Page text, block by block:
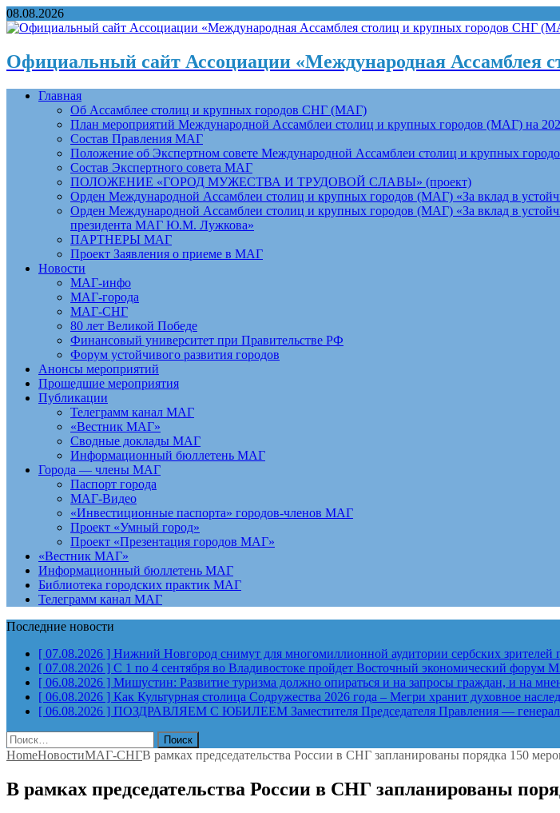
08.08.2026
Официальный сайт Ассоциации «Международная Ассамблея
Главная
Об Ассамблее столиц и крупных городов СНГ (МАГ)
План мероприятий Международной Ассамблеи столиц и крупных городов (МАГ) на
Состав Правления МАГ
Положение об Экспертном совете Международной Ассамблеи столиц и крупных
Состав Экспертного совета МАГ
ПОЛОЖЕНИЕ «ГОРОД МУЖЕСТВА И ТРУДОВОЙ СЛАВЫ» (проект)
Орден Международной Ассамблеи столиц и крупных городов (МАГ) «За вклад в
Орден Международной Ассамблеи столиц и крупных городов (МАГ) «За вклад в
президента МАГ Ю.М. Лужкова»
ПАРТНЕРЫ МАГ
Проект Заявления о приеме в МАГ
Новости
МАГ-инфо
МАГ-города
МАГ-СНГ
80 лет Великой Победе
Финансовый университет при Правительстве РФ
Форум устойчивого развития городов
Анонсы мероприятий
Прошедшие мероприятия
Публикации
Телеграмм канал МАГ
«Вестник МАГ»
Сводные доклады МАГ
Информационный бюллетень МАГ
Города — члены МАГ
Паспорт города
МАГ-Видео
«Инвестиционные паспорта» городов-членов МАГ
Проект «Умный город»
Проект «Презентация городов МАГ»
«Вестник МАГ»
Информационный бюллетень МАГ
Библиотека городских практик МАГ
Телеграмм канал МАГ
Последние новости
[ 07.08.2026 ] Нижний Новгород снимут для многомиллионной аудитории сербских зрителей
[ 07.08.2026 ] С 1 по 4 сентября во Владивостоке пройдет Восточный экономический форум
[ 06.08.2026 ] Мишустин: Развитие туризма должно опираться и на запросы граждан, и на
[ 06.08.2026 ] Как Культурная столица Содружества 2026 года – Мегри хранит духовное
[ 06.08.2026 ] ПОЗДРАВЛЯЕМ С ЮБИЛЕЕМ Заместителя Председателя Правления —
Найти:
HomeНовостиМАГ-СНГВ рамках председательства России в СНГ запланированы порядка 150
В рамках председательства России в СНГ запланированы